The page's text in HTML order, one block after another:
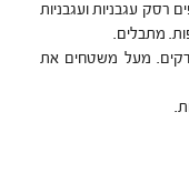
במשך כ-5 דקות, מוסיפים רסק עגבניות ועגבניות
מעל משטחים את